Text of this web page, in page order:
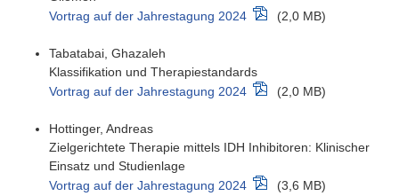
Vortrag auf der Jahrestagung 2024
(2,0 MB)
Tabatabai, Ghazaleh
Klassifikation und Therapiestandards
Vortrag auf der Jahrestagung 2024
(2,0 MB)
Hottinger, Andreas
Zielgerichtete Therapie mittels IDH Inhibitoren: Klinischer
Einsatz und Studienlage
Vortrag auf der Jahrestagung 2024
(3,6 MB)